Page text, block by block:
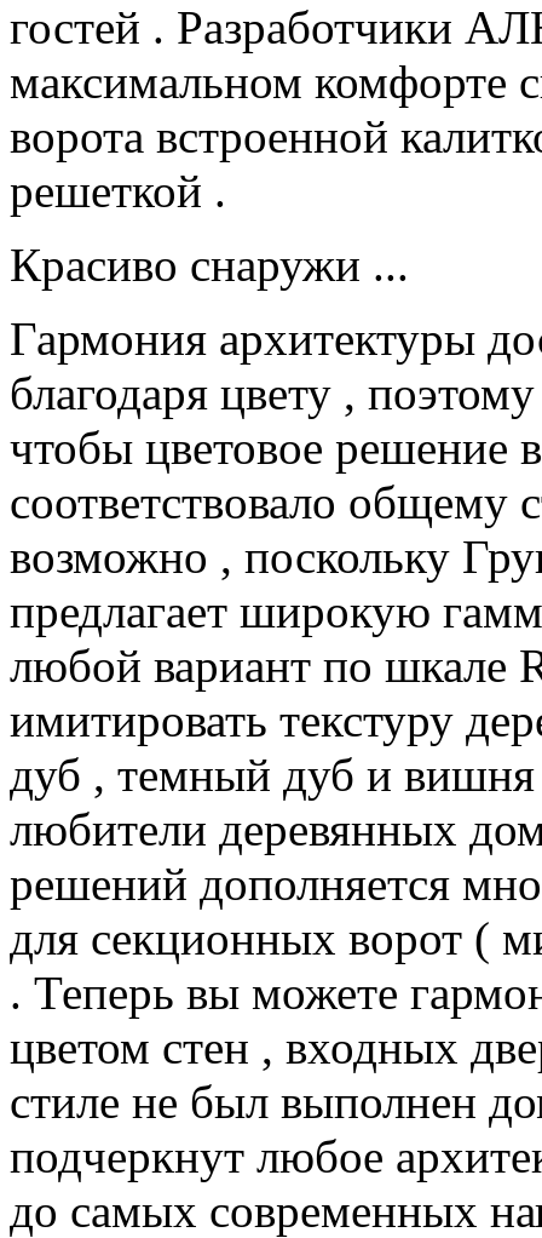
гостей . Разработчики
максимальном комфорте
ворота встроенной
решеткой .
Красиво снаружи ...
Гармония архитектуры
благодаря цвету ,
чтобы цветовое решение
соответствовало общему
возможно , поскольку
предлагает широкую
любой вариант по шкале
имитировать текстуру
дуб , темный дуб и вишня
любители деревянных
решений дополняется
для секционных ворот (
. Теперь вы можете
цветом стен , входных
стиле не был выполнен
подчеркнут любое
до самых современных